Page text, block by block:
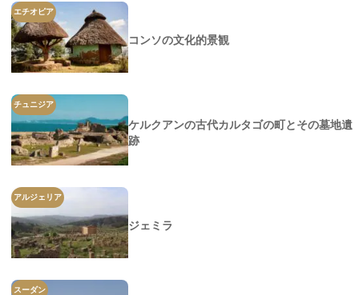
エチオピア
コンソの文化的景観
チュニジア
ケルクアンの古代カルタゴの町とその墓地遺
跡
アルジェリア
ジェミラ
スーダン